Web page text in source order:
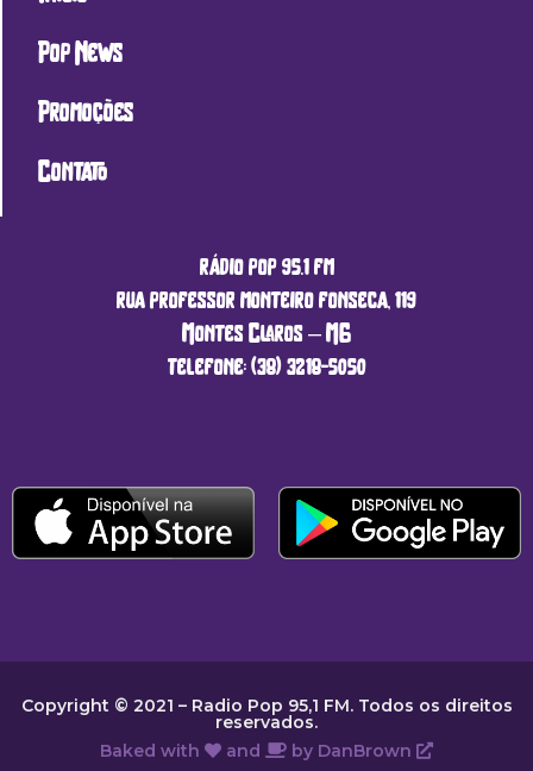
Início
Pop News
Promoções
rádio pop 95.1 fm
rua professor monteiro fonseca, 119
Montes Claros – MG
Copyright © 2021 – Radio Pop 95,1 FM. Todos os direitos